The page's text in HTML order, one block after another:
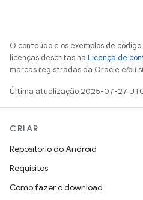
O conteúdo e os exemplos de
licenças descritas na Licença de
marcas registradas da Oracle e/ou
Última atualização 2025-07-27
CRIAR
Repositório do Android
Requisitos
Como fazer o download